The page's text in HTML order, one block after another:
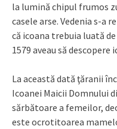
la lumină chipul frumos
casele arse. Vedenia s-a
că icoana trebuia luată
1579 aveau să
La această dată ţăranii
Icoanei Maicii Domnului
sărbătoare a femeilor,
este ocrotitoarea